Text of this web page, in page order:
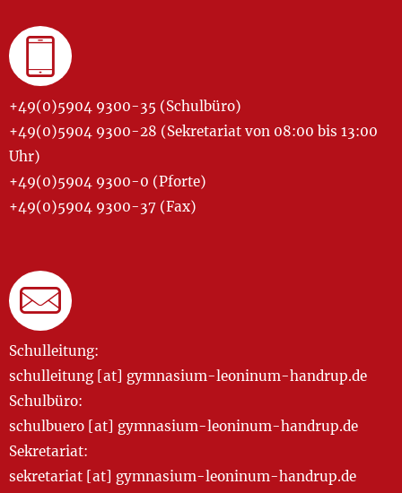
+49(0)5904 9300-35 (Schulbüro)
+49(0)5904 9300-28 (Sekretariat von 08:00 bis 13:00
Uhr)
+49(0)5904 9300-0 (Pforte)
+49(0)5904 9300-37 (Fax)
Schulleitung:
schulleitung [at] gymnasium-leoninum-handrup.de
Schulbüro:
schulbuero [at] gymnasium-leoninum-handrup.de
Sekretariat:
sekretariat [at] gymnasium-leoninum-handrup.de